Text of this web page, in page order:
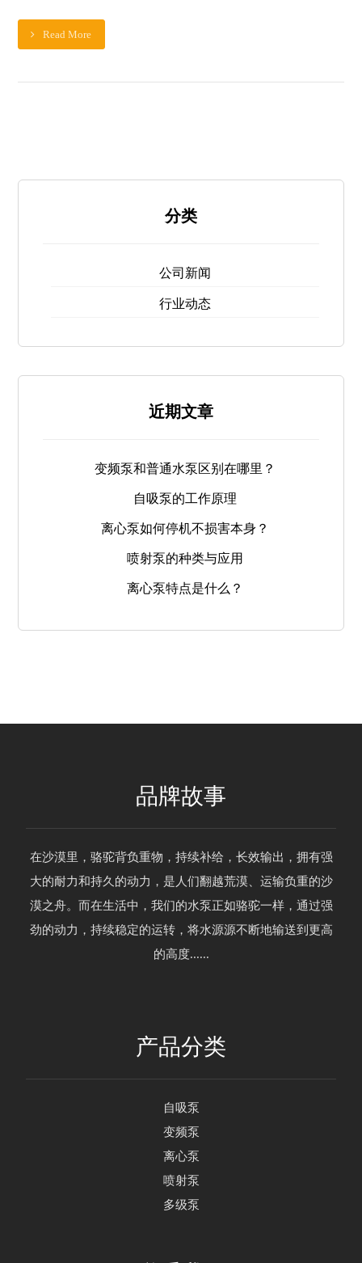
Read More
分类
公司新闻
行业动态
近期文章
变频泵和普通水泵区别在哪里？
自吸泵的工作原理
离心泵如何停机不损害本身？
喷射泵的种类与应用
离心泵特点是什么？
品牌故事
在沙漠里，骆驼背负重物，持续补给，长效输出，拥有强
大的耐力和持久的动力，是人们翻越荒漠、运输负重的沙
漠之舟。而在生活中，我们的水泵正如骆驼一样，通过强
劲的动力，持续稳定的运转，将水源源不断地输送到更高
的高度......
产品分类
自吸泵
变频泵
离心泵
喷射泵
多级泵